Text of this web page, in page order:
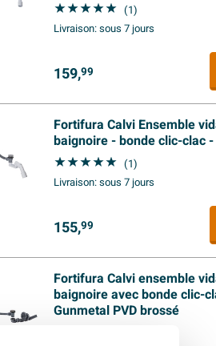
(1)
Livraison:sous 7 jours
159,99
Fortifura Calvi Ensemble
baignoire - bonde clic-clac
(1)
Livraison:sous 7 jours
155,99
Fortifura Calvi ensemble
baignoire avec bonde clic-
Gunmetal PVD brossé